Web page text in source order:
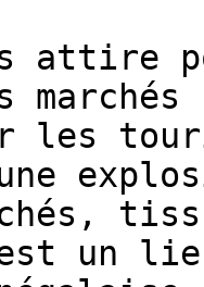
attire
les
un